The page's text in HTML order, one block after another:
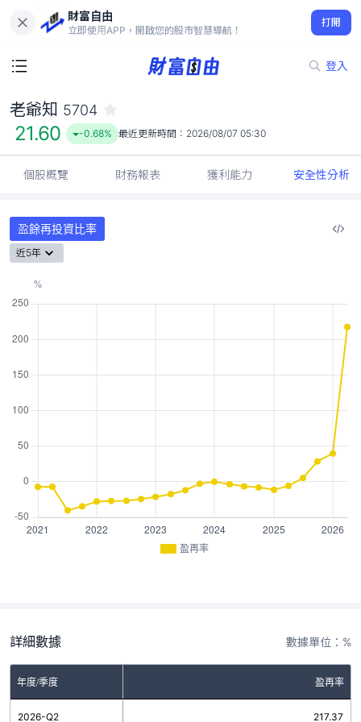
財富自由
立即使用APP，開啟您的股市智慧導航！
打開
登入
21.60
-0.68%
老爺知 5704
21.60 -0.68% 最近更新時間： 2026/08/07 05:30
個股概覽 財務報表 獲利能力 安全性分析
盈餘再投資比率
近5年
盈再率
詳細數據 數據單位：%
年度/季度 盈再率
2026-Q2 217.37